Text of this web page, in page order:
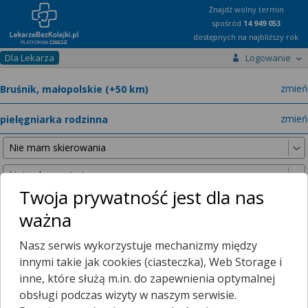
Znajdź wolny termin
spośród 14 949 053
dostępnych na najbliższy rok
Dla Lekarza Logowanie
zmień
zmień
Nie znaleźliśmy żadnych lekarzy w promieniu25 km , dlatego
zwiększyliśmy promień wyszukiwania do
50 km
Twoja prywatność jest dla nas
ważna
Nasz serwis wykorzystuje mechanizmy między
innymi takie jak cookies (ciasteczka), Web Storage i
inne, które służą m.in. do zapewnienia optymalnej
obsługi podczas wizyty w naszym serwisie.